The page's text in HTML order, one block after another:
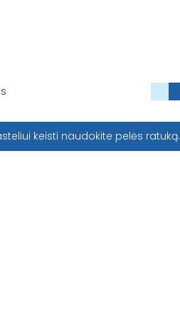
keisti naudokite pelės ratuką.